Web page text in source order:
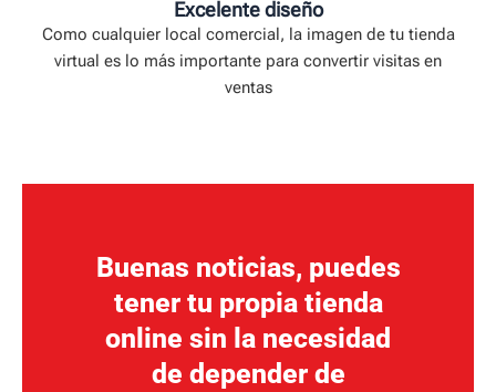
Excelente diseño
Como cualquier local comercial, la imagen de tu tienda
virtual es lo más importante para convertir visitas en
ventas
Buenas noticias, puedes
tener tu propia tienda
online sin la necesidad
de depender de